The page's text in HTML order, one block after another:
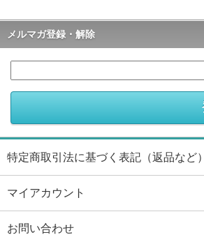
メルマガ登録・解除
特定商取引法に基づく表記（返品など）
マイアカウント
お問い合わせ